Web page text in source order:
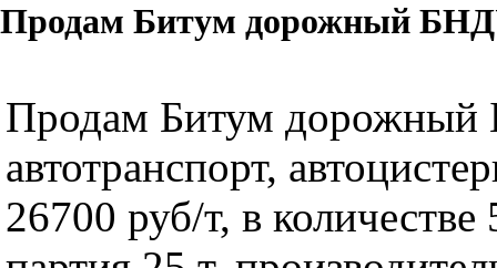
Продам Битум дорожный
Продам Битум
автотранспорт,
26700 руб/т, в